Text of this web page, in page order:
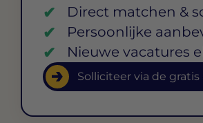
Direct matchen &
Persoonlijke
Nieuwe vacatures
Solliciteer via de gratis